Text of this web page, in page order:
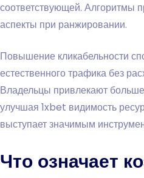
соответствующей. Алгоритмы
аспекты при ранжировании.
Повышение кликабельности
естественного трафика без
Владельцы привлекают
улучшая 1xbet видимость
выступает значимым
Что означает